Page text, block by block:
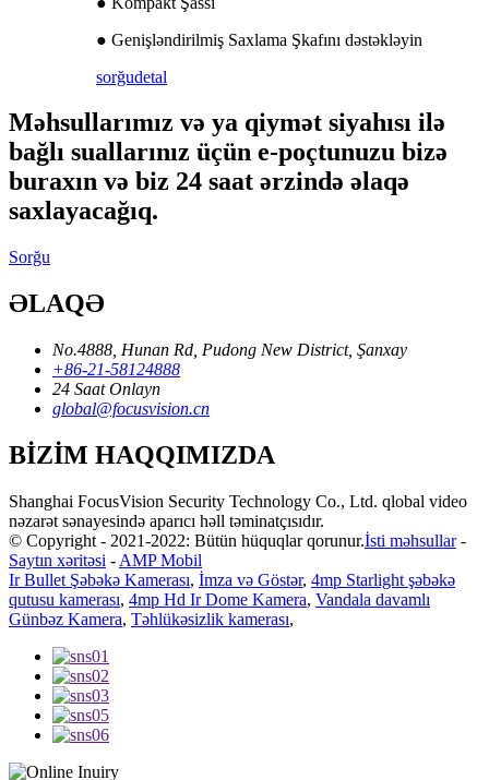
● Genişləndirilmiş Saxlama Şkafını dəstəkləyin
sorğudetal
Məhsullarımız və ya qiymət siyahısı ilə
bağlı suallarınız üçün e-poçtunuzu bizə
buraxın və biz 24 saat ərzində əlaqə
saxlayacağıq.
Sorğu
ƏLAQƏ
No.4888, Hunan Rd, Pudong New District, Şanxay
+86-21-58124888
24 Saat Onlayn
global@focusvision.cn
BİZİM HAQQIMIZDA
Shanghai FocusVision Security Technology Co., Ltd. qlobal video
nəzarət sənayesində aparıcı həll təminatçısıdır.
© Copyright - 2021-2022: Bütün hüquqlar qorunur.İsti məhsullar-
Saytın xəritəsi - AMP Mobil
Ir Bullet Şəbəkə Kamerası, İmza və Göstər, 4mp Starlight şəbəkə
qutusu kamerası, 4mp Hd Ir Dome Kamera, Vandala davamlı
Günbəz Kamera, Təhlükəsizlik kamerası,